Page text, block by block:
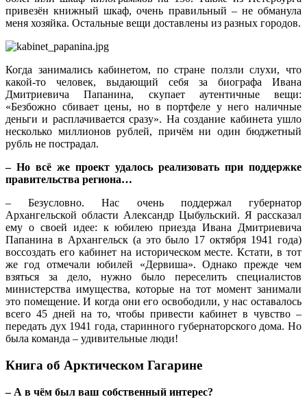
привезён книжный шкаф, очень правильный – не обманула
меня хозяйка. Остальные вещи доставлены из разных городов.
Когда занимались кабинетом, по стране ползли слухи, что
какой‑то человек, выдающий себя за биографа Ивана
Дмитриевича Папанина, скупает аутентичные вещи:
«Безбожно сбивает цены, но в портфеле у него наличные
деньги и расплачивается сразу». На создание кабинета ушло
несколько миллионов рублей, причём ни один бюджетный
рубль не пострадал.
– Но всё же проект удалось реализовать при поддержке
правительства региона…
– Безусловно. Нас очень поддержал губернатор
Архангельской области Александр Цыбульский. Я рассказал
ему о своей идее: к юбилею приезда Ивана Дмитриевича
Папанина в Архангельск (а это было 17 октября 1941 года)
воссоздать его кабинет на историческом месте. Кстати, в тот
же год отмечали юбилей «Дервиша». Однако прежде чем
взяться за дело, нужно было переселить специалистов
министерства имущества, которые на тот момент занимали
это помещение. И когда они его освободили, у нас оставалось
всего 45 дней на то, чтобы привести кабинет в чувство –
передать дух 1941 года, старинного губернаторского дома. Но
была команда – удивительные люди!
Книга об Арктическом Гагарине
– А в чём был ваш собственный интерес?